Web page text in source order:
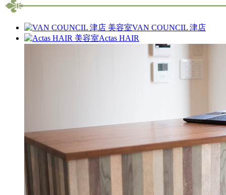
VAN COUNCIL 津店
Actas HAIR